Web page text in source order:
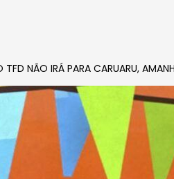
NÃO IRÁ PARA CARUARU,